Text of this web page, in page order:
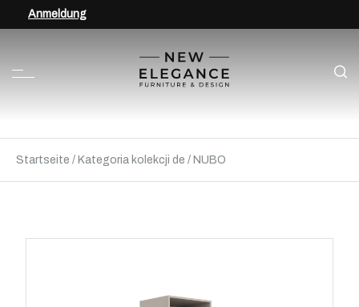
Anmeldung
Startseite / Kategoria kolekcji de / NUBO